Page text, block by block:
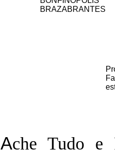
BRAZABRANTES
Ache Tudo e